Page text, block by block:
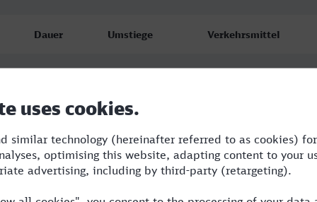
Dauer Umstiege Verkehrsmittel
5:43 2 RJ,ICE,HLB